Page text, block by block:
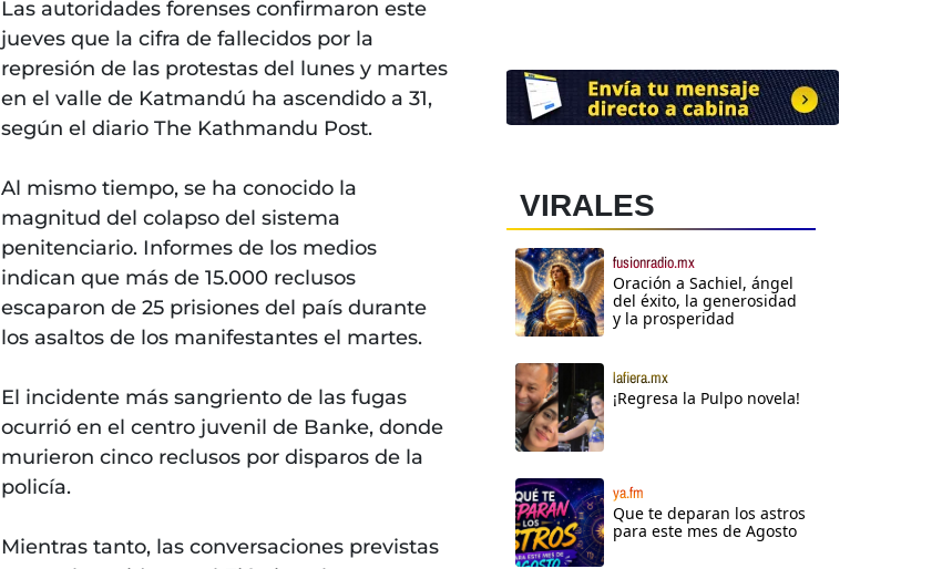
Las autoridades forenses confirmaron este
jueves que la cifra de fallecidos por la
represión de las protestas del lunes y martes
en el valle de Katmandú ha ascendido a 31,
según el diario The Kathmandu Post.
Al mismo tiempo, se ha conocido la
magnitud del colapso del sistema
penitenciario. Informes de los medios
indican que más de 15.000 reclusos
escaparon de 25 prisiones del país durante
los asaltos de los manifestantes el martes.
El incidente más sangriento de las fugas
ocurrió en el centro juvenil de Banke, donde
murieron cinco reclusos por disparos de la
policía.
Mientras tanto, las conversaciones previstas
VIRALES
fusionradio.mx
Oración a Sachiel, ángel
del éxito, la generosidad
y la prosperidad
lafiera.mx
¡Regresa la Pulpo novela!
ya.fm
Que te deparan los astros
para este mes de Agosto